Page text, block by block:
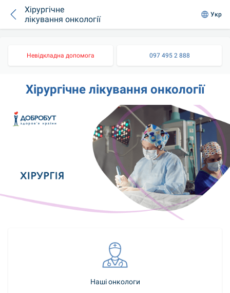
Хірургічне
лікування онкології
Укр
Невідкладна допомога 097 495 2 888
Хірургічне лікування онкології
Наші онкологи